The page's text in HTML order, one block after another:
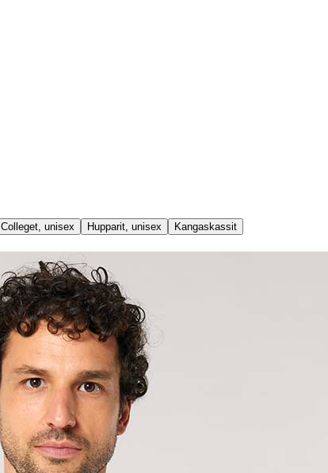
Colleget, unisex Hupparit, unisex
Kangaskassit